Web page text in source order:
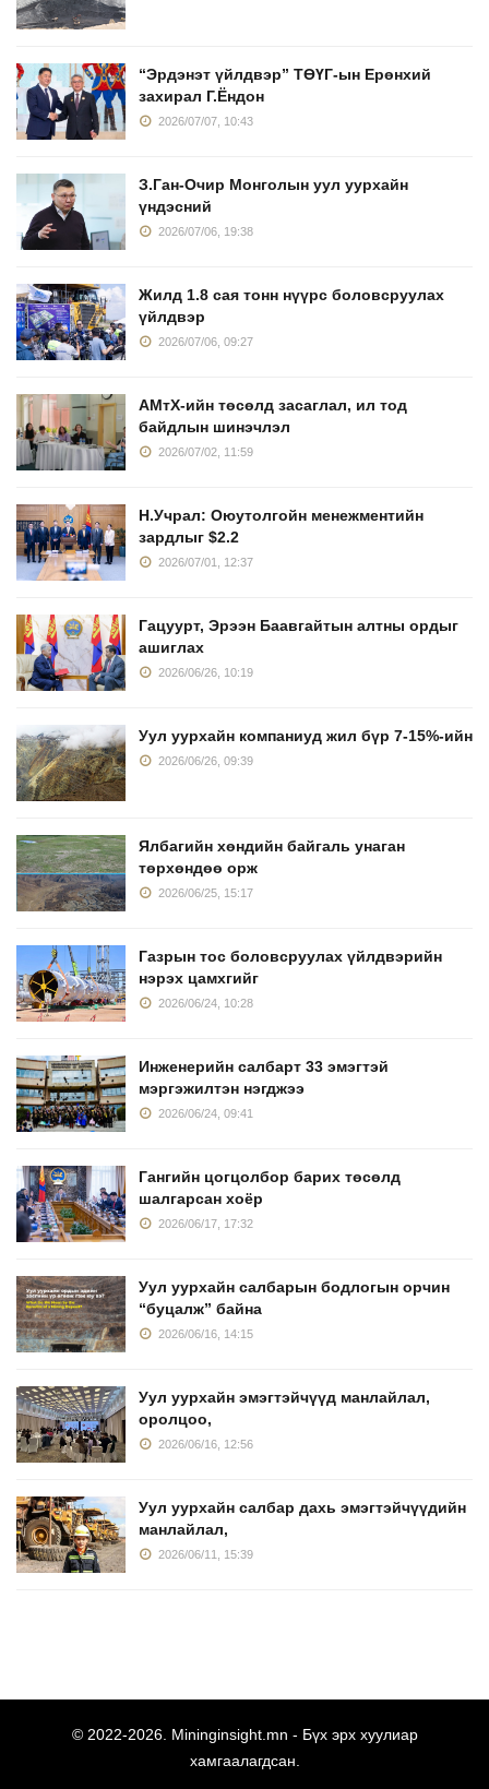
“Эрдэнэт үйлдвэр” ТӨҮГ-ын Ерөнхий
захирал Г.Ёндон
2026/07/07, 10:43
З.Ган-Очир Монголын уул уурхайн
үндэсний
2026/07/06, 19:38
Жилд 1.8 сая тонн нүүрс боловсруулах
үйлдвэр
2026/07/06, 09:27
АМтХ-ийн төсөлд засаглал, ил тод
байдлын шинэчлэл
2026/07/02, 11:59
Н.Учрал: Оюутолгойн менежментийн
зардлыг $2.2
2026/07/01, 12:37
Гацуурт, Эрээн Баавгайтын алтны ордыг
ашиглах
2026/06/26, 10:19
Уул уурхайн компаниуд жил бүр 7-15%-ийн
2026/06/26, 09:39
Ялбагийн хөндийн байгаль унаган
төрхөндөө орж
2026/06/25, 15:17
Газрын тос боловсруулах үйлдвэрийн
нэрэх цамхгийг
2026/06/24, 10:28
Инженерийн салбарт 33 эмэгтэй
мэргэжилтэн нэгджээ
2026/06/24, 09:41
Гангийн цогцолбор барих төсөлд
шалгарсан хоёр
2026/06/17, 17:32
Уул уурхайн салбарын бодлогын орчин
“буцалж” байна
2026/06/16, 14:15
Уул уурхайн эмэгтэйчүүд манлайлал,
оролцоо,
2026/06/16, 12:56
Уул уурхайн салбар дахь эмэгтэйчүүдийн
манлайлал,
2026/06/11, 15:39
© 2022-2026. Mininginsight.mn - Бүх эрх хуулиар
хамгаалагдсан.